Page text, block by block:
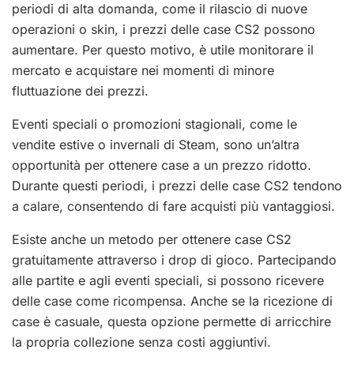
periodi di alta domanda, come il rilascio di nuove
operazioni o skin, i prezzi delle case CS2 possono
aumentare. Per questo motivo, è utile monitorare il
mercato e acquistare nei momenti di minore
fluttuazione dei prezzi.
Eventi speciali o promozioni stagionali, come le
vendite estive o invernali di Steam, sono un’altra
opportunità per ottenere case a un prezzo ridotto.
Durante questi periodi, i prezzi delle case CS2 tendono
a calare, consentendo di fare acquisti più vantaggiosi.
Esiste anche un metodo per ottenere case CS2
gratuitamente attraverso i drop di gioco. Partecipando
alle partite e agli eventi speciali, si possono ricevere
delle case come ricompensa. Anche se la ricezione di
case è casuale, questa opzione permette di arricchire
la propria collezione senza costi aggiuntivi.